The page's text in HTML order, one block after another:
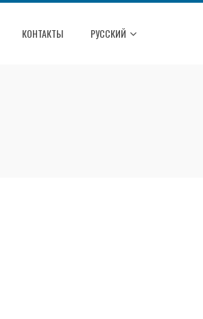
КОНТАКТЫ РУССКИЙ